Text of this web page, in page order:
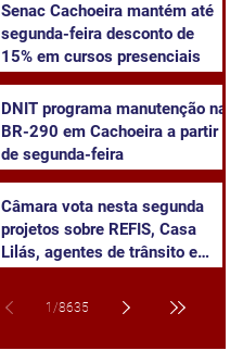
Senac Cachoeira mantém até
segunda-feira desconto de
15% em cursos presenciais
DNIT programa manutenção na
BR-290 em Cachoeira a partir
de segunda-feira
Câmara vota nesta segunda
projetos sobre REFIS, Casa
Lilás, agentes de trânsito e
1 /8635